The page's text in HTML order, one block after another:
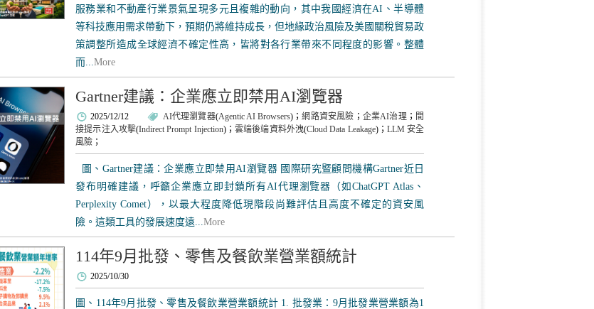
服務業和不動產行業景氣呈現多元且複雜的動向，其中我國經濟在AI、半導體
等科技應用需求帶動下，預期仍將維持成長，但地緣政治風險及美國關稅貿易政
策調整所造成全球經濟不確定性高，皆將對各行業帶來不同程度的影響。整體
而...More
Gartner建議：企業應立即禁用AI瀏覽器
2025/12/12 AI代理瀏覽器(Agentic AI Browsers)；網路資安風險 ； 企業AI治理； 間
接提示注入攻擊(Indirect Prompt Injection)； 雲端後端資料外洩(Cloud Data Leakage)； LLM 安全
風險 ；
圖、Gartner建議：企業應立即禁用AI瀏覽器 國際研究暨顧問機構Gartner近日
發布明確建議，呼籲企業應立即封鎖所有AI代理瀏覽器（如ChatGPT Atlas、
Perplexity Comet），以最大程度降低現階段尚難評估且高度不確定的資安風
險。這類工具的發展速度遠...More
114年9月批發、零售及餐飲業營業額統計
2025/10/30
圖、114年9月批發、零售及餐飲業營業額統計 1. 批發業：9月批發業營業額為1